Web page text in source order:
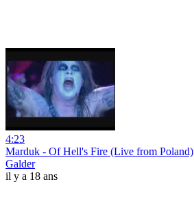
4:23
Marduk - Of Hell's Fire (Live from Poland)
Galder
il y a 18 ans